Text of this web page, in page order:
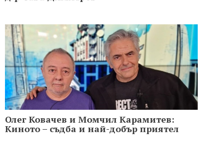
Олег Ковачев и Момчил Карамитев:
Киното – съдба и най-добър приятел